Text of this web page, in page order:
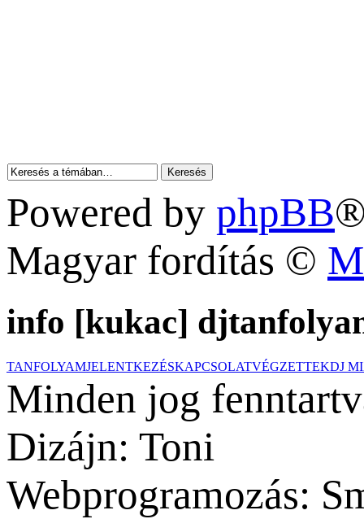
Powered by phpBB
Magyar fordítás ©
info [kukac]
TANFOLYAMJELENTKEZÉSKAPCSOLATVÉGZETTEKDJ
Minden jog
Dizájn: Toni
Webprogramozás: